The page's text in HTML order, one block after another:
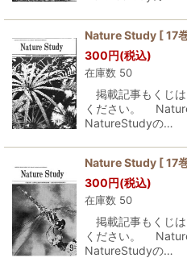
Nature Study [ 17
300円(税込)
在庫数 50
掲載記事もくじ
ください。
NatureStudyの…
Nature Study [ 17
300円(税込)
在庫数 50
掲載記事もくじ
ください。
NatureStudyの…